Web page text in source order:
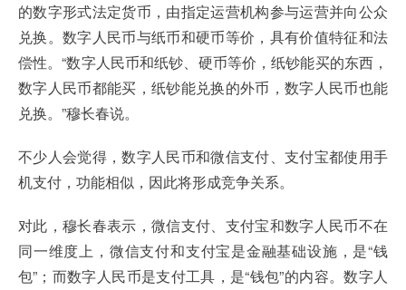
的数字形式法定货币，由指定运营机构参与运营并向公众
兑换。数字人民币与纸币和硬币等价，具有价值特征和法
偿性。“数字人民币和纸钞、硬币等价，纸钞能买的东西，
数字人民币都能买，纸钞能兑换的外币，数字人民币也能
兑换。”穆长春说。
不少人会觉得，数字人民币和微信支付、支付宝都使用手
机支付，功能相似，因此将形成竞争关系。
对此，穆长春表示，微信支付、支付宝和数字人民币不在
同一维度上，微信支付和支付宝是金融基础设施，是“钱
包”；而数字人民币是支付工具，是“钱包”的内容。数字人